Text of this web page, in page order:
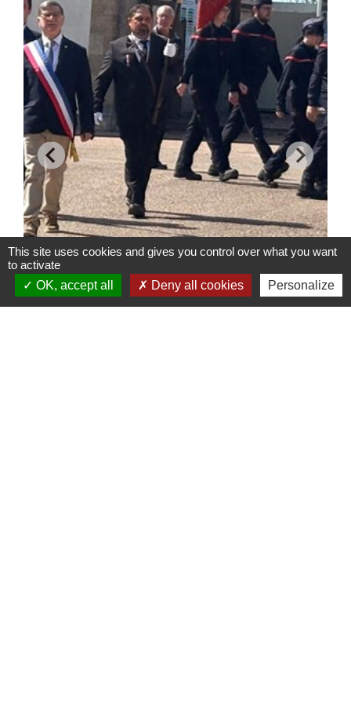
This site uses cookies and gives you control over what you want
to activate
OK, accept all
Deny all cookies Personalize